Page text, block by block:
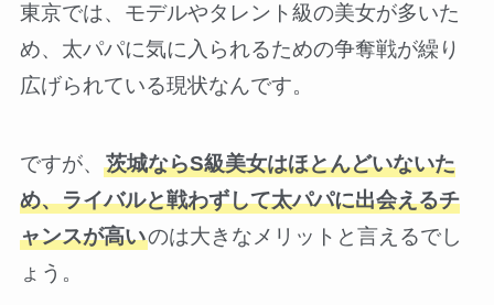
東京では、モデルやタレント級の美女が多いた
め、太パパに気に入られるための争奪戦が繰り
広げられている現状なんです。
ですが、 茨城ならS級美女はほとんどいないた
め、ライバルと戦わずして太パパに出会えるチ
ャンスが高いのは大きなメリットと言えるでし
ょう。